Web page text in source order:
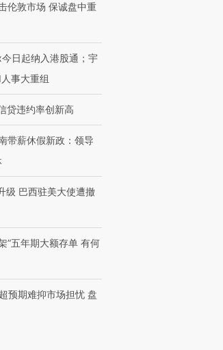
伦敦市场 保诚盘中重
日起纳入港股通；宇
事大重组
贷违约率创新高
带薪休假新政：领导
级 巴西驻美大使遭撤
”五年期大额存单 有何
预期难抑市场担忧 盘